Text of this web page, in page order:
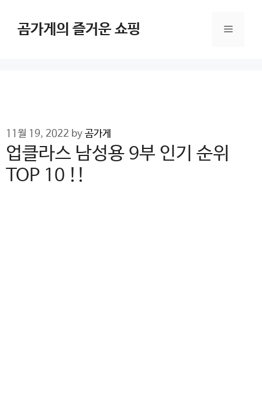
content곰가게의 즐거운 쇼핑 Menu
11월 19, 2022 by 곰가게
업클라스 남성용 9부 인기 순위
TOP 10 !!